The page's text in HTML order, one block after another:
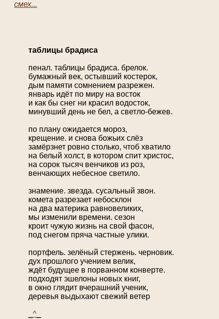
смех...
таблицы брадиса
пенал. таблицы брадиса. брелок.
бумажный век, остывший костерок,
дым памяти сомнением разрежен.
январь идёт по миру на восток
и как бы снег ни красил водосток,
минувший день нe бел, а светло-бежев.
по плану ожидается мороз,
крещение. и снова божьих слёз
замёрзнет ровно столько, чтоб хватило
на белый холст, в котором спит христос,
на сорок тысяч венчиков из роз,
венчающих небесное светило.
знамение. звезда. сусальный звон.
комета разрезает небосклон
на два материка равновеликих,
мы изменили времени. сезон
кроит чужую жизнь на свой фасон,
под снегом пряча частные улики.
портфель. зелёный стержень. черновик.
дух прошлого учением велик,
ждёт будущее в порванном конверте.
подходят эшелоны новых книг,
в окно глядит вчерашний ученик,
деревья выдыхают свежий ветер
_^_